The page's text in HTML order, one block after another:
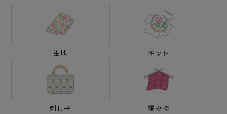
生地 キット
刺し子 編み物